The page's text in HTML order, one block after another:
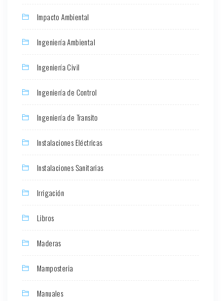
Impacto Ambiental
Ingeniería Ambiental
Ingeniería Civil
Ingeniería de Control
Ingeniería de Transito
Instalaciones Eléctricas
Instalaciones Sanitarias
Irrigación
Libros
Maderas
Mamposteria
Manuales